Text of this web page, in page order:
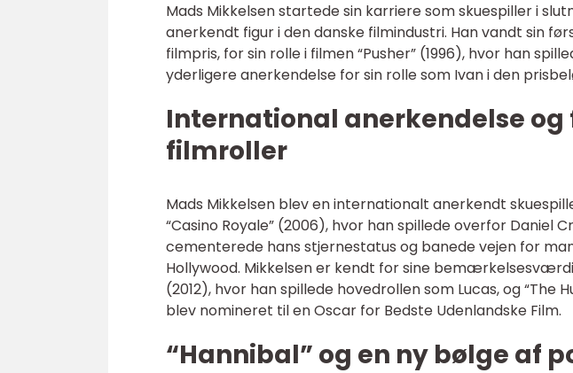
Mads Mikkelsen startede sin karriere som skuespiller i
anerkendt figur i den danske filmindustri. Han vandt sin
filmpris, for sin rolle i filmen “Pusher” (1996), hvor han
yderligere anerkendelse for sin rolle som Ivan i den
International anerkendelse
filmroller
Mads Mikkelsen blev en internationalt anerkendt
“Casino Royale” (2006), hvor han spillede overfor Daniel
cementerede hans stjernestatus og banede vejen for
Hollywood. Mikkelsen er kendt for sine
(2012), hvor han spillede hovedrollen som Lucas, og “The
blev nomineret til en Oscar for Bedste Udenlandske Film.
“Hannibal” og en ny bølge af